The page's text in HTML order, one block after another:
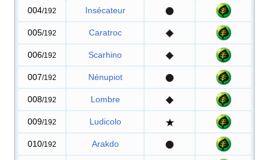
004/192 Insécateur
005/192 Caratroc
006/192 Scarhino
007/192 Nénupiot
008/192 Lombre
009/192 Ludicolo
010/192 Arakdo